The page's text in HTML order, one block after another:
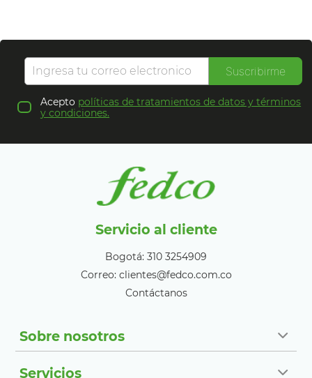
Suscribirme
Acepto políticas de tratamientos de datos y términos
y condiciones.
Servicio al cliente
Bogotá: 310 3254909
Correo: clientes@fedco.com.co
Contáctanos
Sobre nosotros
Servicios